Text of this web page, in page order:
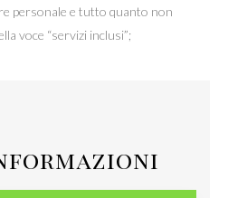
personale e tutto quanto non
voce “servizi inclusi”;